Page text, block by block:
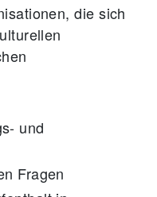
die sich
und
Fragen